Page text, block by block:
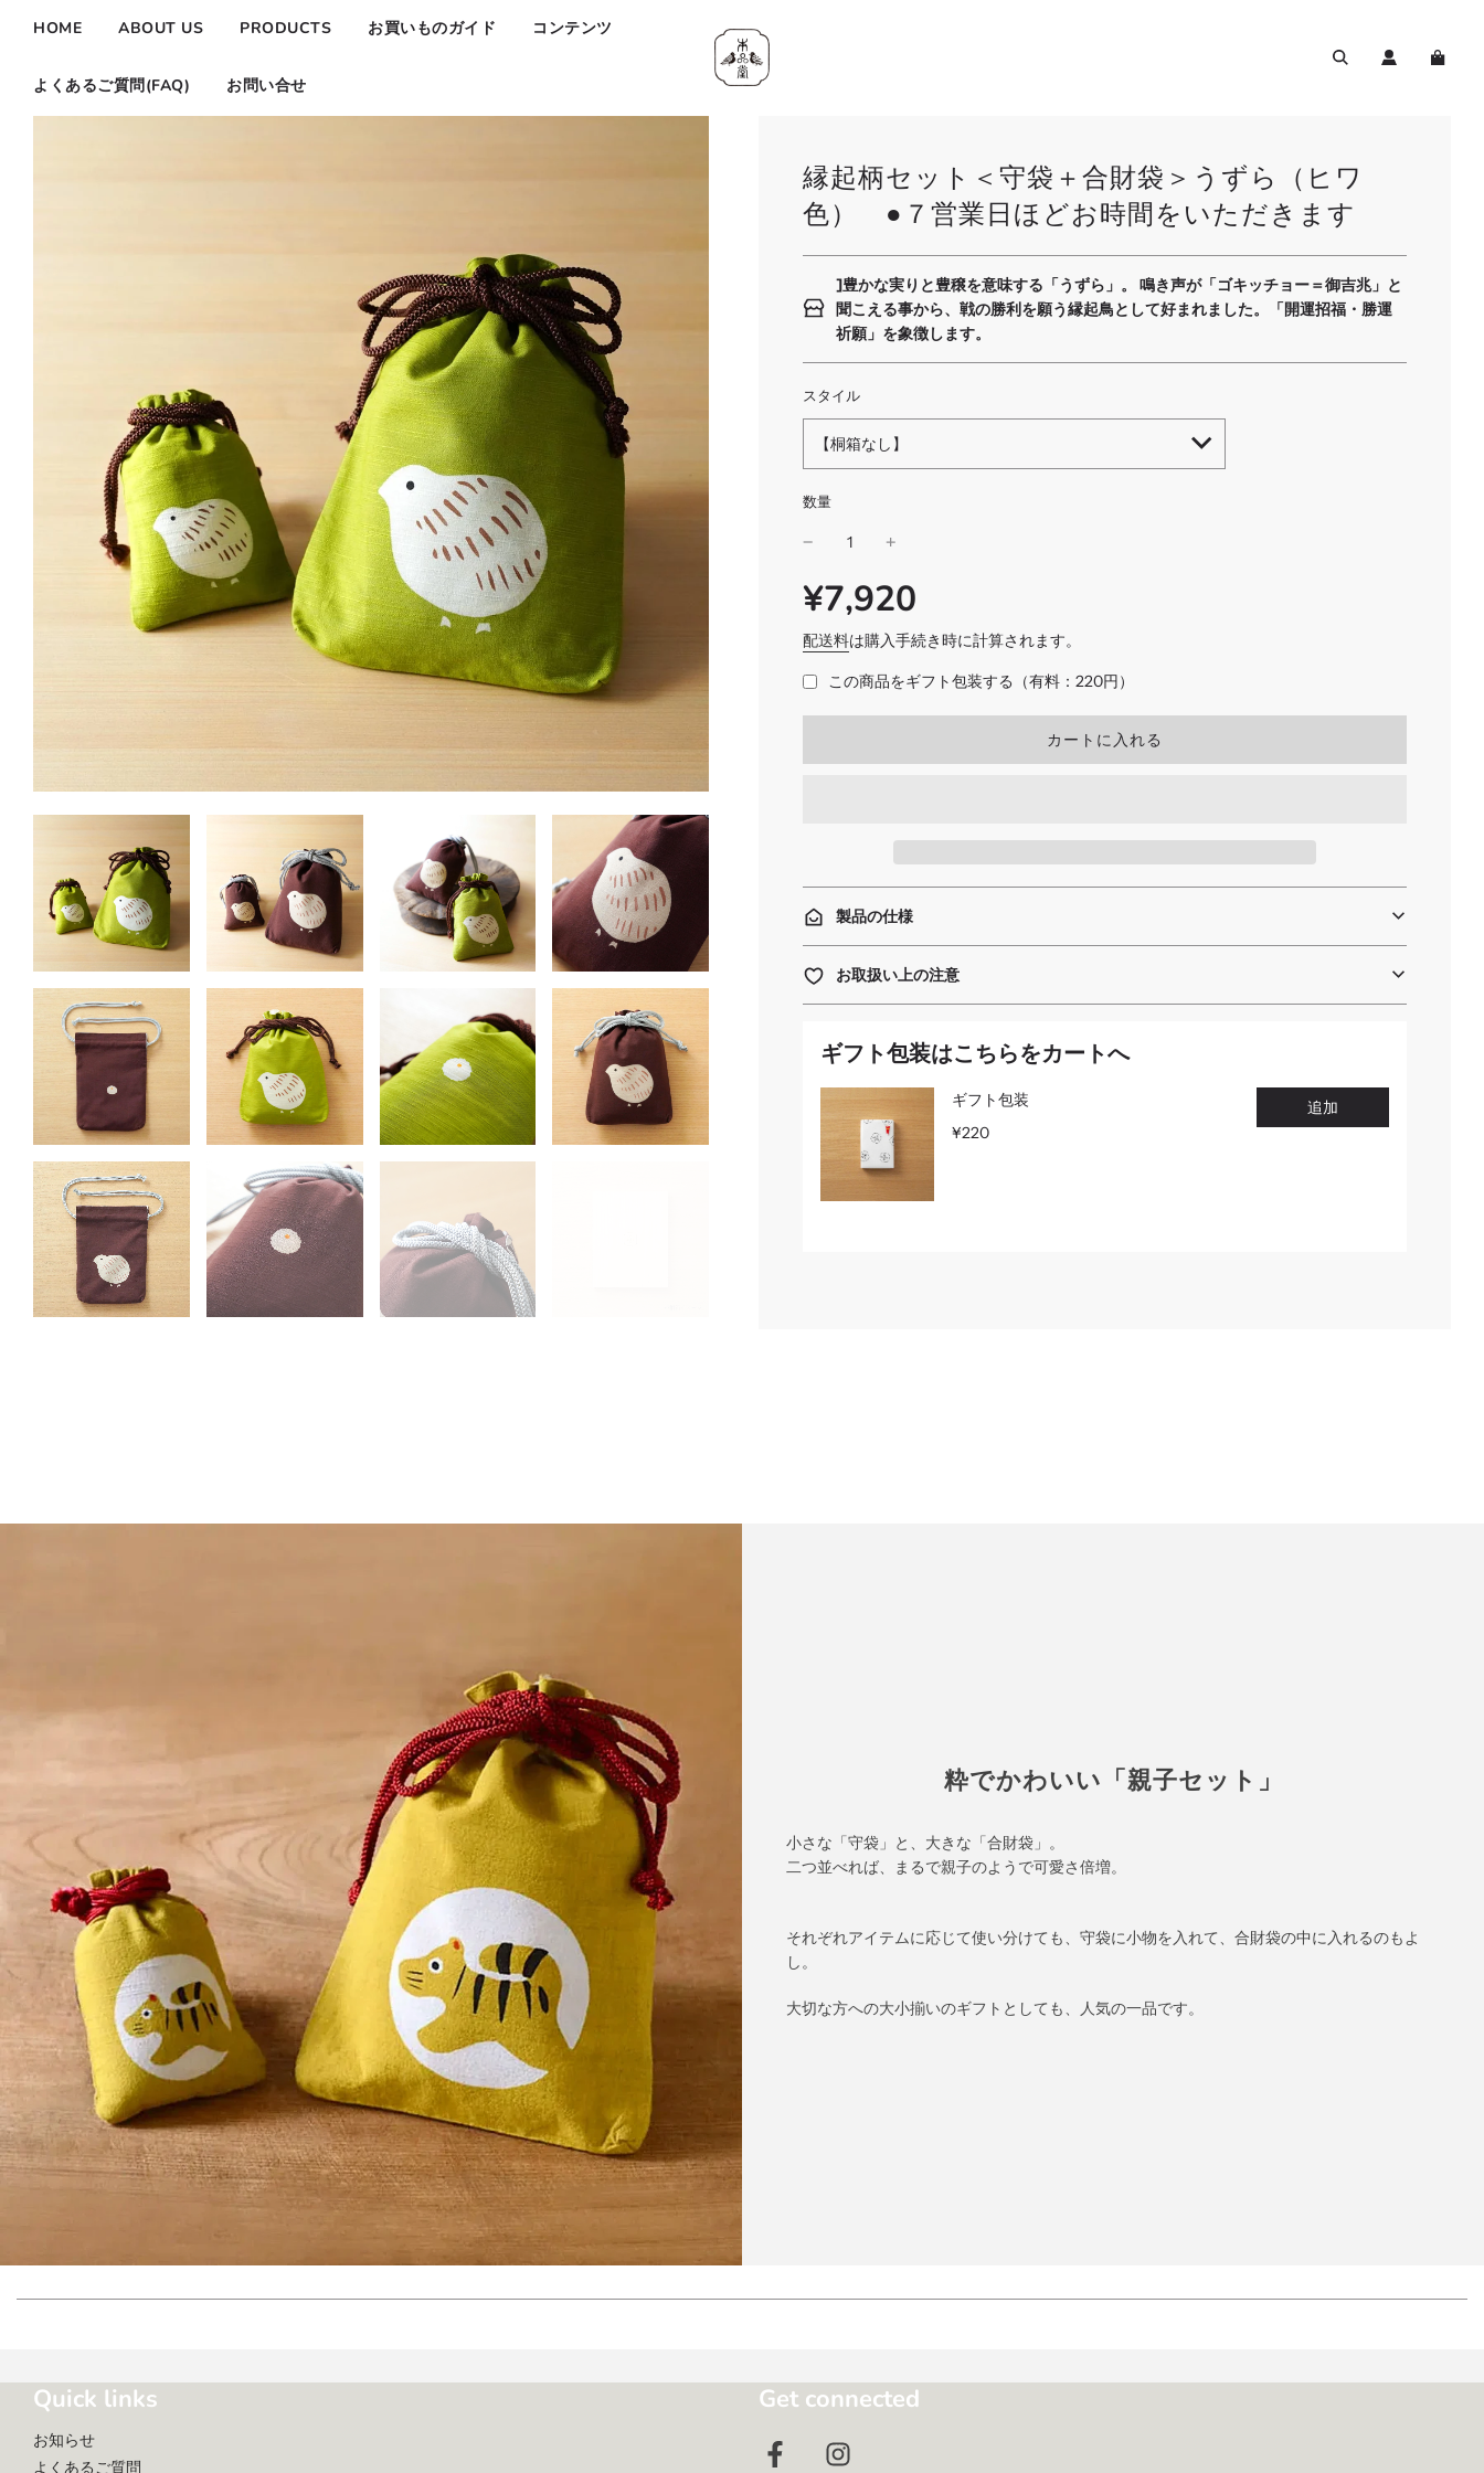
HOME ABOUT US PRODUCTS お買いものガイド コンテンツ
よくあるご質問(FAQ) お問い合せ
縁起柄セット＜守袋＋合財袋＞うずら（ヒワ
色） ●７営業日ほどお時間をいただきます
]豊かな実りと豊穣を意味する「うずら」。 鳴き声が「ゴキッチョー＝御吉兆」と
聞こえる事から、戦の勝利を願う縁起鳥として好まれました。「開運招福・勝運
祈願」を象徴します。
スタイル
【桐箱なし】
数量
SALE
PRICE
通
常
価
格
¥7,920
配送料は購入手続き時に計算されます。
この商品をギフト包装する（有料：220円）
読
.
.
.
カートに入れる
製品の仕様
お取扱い上の注意
ギフト包装はこちらをカートへ
粋でかわいい「親子セット」
小さな「守袋」と、大きな「合財袋」。
二つ並べれば、まるで親子のようで可愛さ倍増。
それぞれアイテムに応じて使い分けても、守袋に小物を入れて、合財袋の中に入れるのもよ
し。
大切な方への大小揃いのギフトとしても、人気の一品です。
Quick links
お知らせ
よくあるご質問
Get connected